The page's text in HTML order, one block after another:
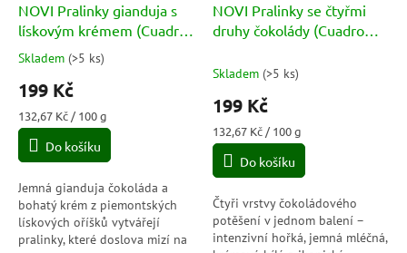
NOVI Pralinky gianduja s
lískovým krémem (Cuadro
classico) 150g
Průměrné
hodnocení
produktu
je
5,0
5
hvězdiček.
Skladem (>5 ks)
199 Kč
Měrná
cena:
132,67 Kč / 100 g
Do košíku
Jemná gianduja čokoláda a
bohatý krém z piemontských
lískových oříšků vytvářejí
pralinky, které doslova mizí na
NOVI Pralinky se čtyřmi
druhy čokolády (Cuadro
Skladem (>5 ks)
199 Kč
Měrná
cena:
132,67 Kč / 100 g
Do košíku
Čtyři vrstvy čokoládového
potěšení v jednom balení –
intenzivní hořká, jemná mléčná,